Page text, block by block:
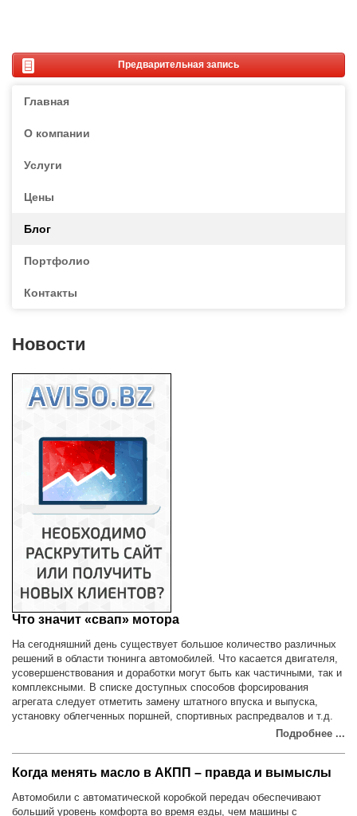
Предварительная запись
Главная
О компании
Услуги
Цены
Блог
Портфолио
Контакты
Новости
Что значит «свап» мотора
На сегодняшний день существует большое количество различных
решений в области тюнинга автомобилей. Что касается двигателя,
усовершенствования и доработки могут быть как частичными, так и
комплексными. В списке доступных способов форсирования
агрегата следует отметить замену штатного впуска и выпуска,
установку облегченных поршней, спортивных распредвалов и т.д.
Подробнее ...
Когда менять масло в АКПП – правда и вымыслы
Автомобили с автоматической коробкой передач обеспечивают
больший уровень комфорта во время езды, чем машины с